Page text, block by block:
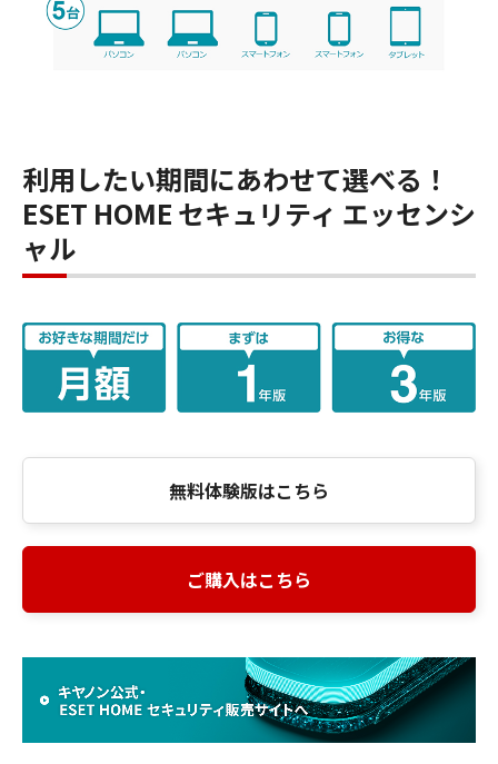
利用したい期間にあわせて選べる！
ESET HOME セキュリティ エッセンシ
ャル
無料体験版はこちら
ご購入はこちら